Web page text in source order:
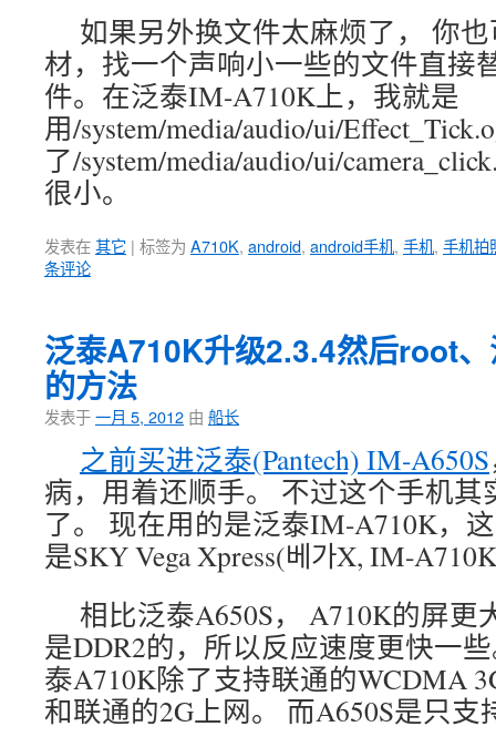
如果另外换文件太麻烦了， 你
材，找一个声响小一些的文件直接
件。在泛泰IM-A710K上，我就是
用/system/media/audio/ui/
了/system/media/audio/ui/
很小。
发表在其它 | 标签为 A710K, android, android手机, 手机, 手机拍
条评论
泛泰A710K升级2.3.4然后root
的方法
发表于一月 5, 2012 由 船长
之前买进泛泰(Pantech) IM-A650S
病，用着还顺手。 不过这个手机
了。 现在用的是泛泰IM-A710K，
是SKY Vega Xpress(베가X, IM-
相比泛泰A650S， A710K的屏更
是DDR2的，所以反应速度更快一
泰A710K除了支持联通的WCDMA
和联通的2G上网。 而A650S是只支